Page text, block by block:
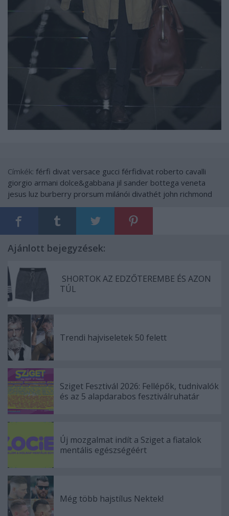
Címkék: férfi divat versace gucci férfidivat roberto cavalli
giorgio armani dolce&gabbana jil sander bottega veneta
jesus luz burberry prorsum milánói divathét john richmond
Ajánlott bejegyzések:
SHORTOK AZ EDZŐTEREMBE ÉS AZON
TÚL
Trendi hajviseletek 50 felett
Sziget Fesztivál 2026: Fellépők, tudnivalók
és az 5 alapdarabos fesztiválruhatár
Új mozgalmat indít a Sziget a fiatalok
mentális egészségéért
Még több hajstílus Nektek!